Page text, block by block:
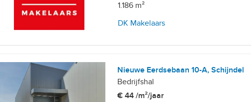
10+ parkeerplaatsen
1.186 m²
DK Makelaars
Nieuwe Eerdsebaan 10-A, Schijndel
Bedrijfshal
€ 44 /m²/jaar